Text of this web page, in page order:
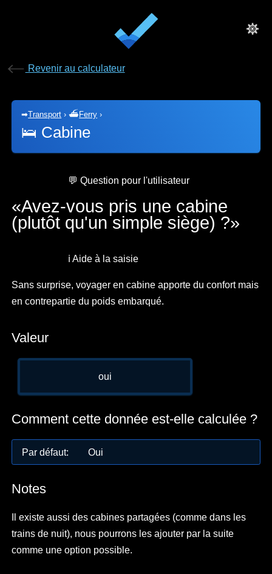
Revenir au calculateur
➡Transport ›⛴ Ferry ›
🛌 Cabine
💬 Question pour l'utilisateur
Avez-vous pris une cabine
(plutôt qu'un simple siège) ?
ℹ️ Aide à la saisie
Sans surprise, voyager en cabine apporte du confort mais
en contrepartie du poids embarqué.
Valeur
oui
Comment cette donnée est-elle calculée ?
Par défaut: Oui
Notes
Il existe aussi des cabines partagées (comme dans les
trains de nuit), nous pourrons les ajouter par la suite
comme une option possible.